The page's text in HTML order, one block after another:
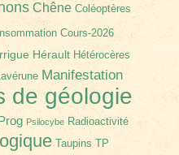
Chêne Coléoptères
Cours-2026
Hérault Hétérocères
Manifestation
de géologie
Psilocybe Radioactivité
Taupins TP